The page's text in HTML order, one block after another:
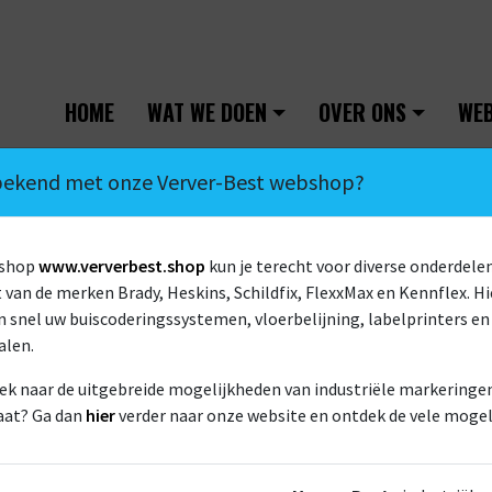
met onze Verver-Best webshop?
www.ververbest.shop kun je terecht voor diverse
de merken Brady, Heskins, Schildfix, FlexxMax en Kennflex.
snel uw buiscoderingssystemen, vloerbelijning, labelprinters en
naar de uitgebreide mogelijkheden van industriële
Ga dan hierverder naar onze website en ontdek de vele
HOME WAT WE DOEN OVER ONS
Voor- en achternaam*